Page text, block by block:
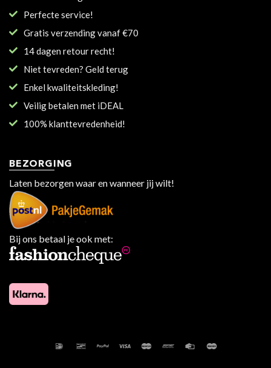
Perfecte service!
Gratis verzending vanaf €70
14 dagen retour recht!
Niet tevreden? Geld terug
Enkel kwaliteitskleding!
Veilig betalen met iDEAL
100% klanttevredenheid!
BEZORGING
Laten bezorgen waar en wanneer jij wilt!
Bij ons betaal je ook met: